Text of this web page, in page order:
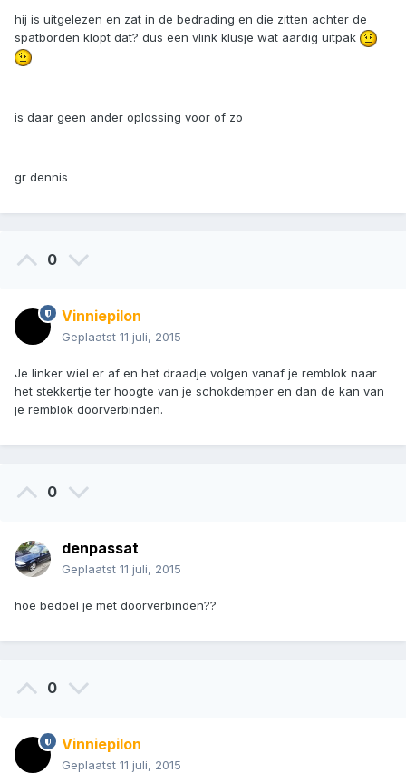
hij is uitgelezen en zat in de bedrading en die zitten achter de
spatborden klopt dat? dus een vlink klusje wat aardig uitpak
is daar geen ander oplossing voor of zo
gr dennis
0
Vinniepilon
Geplaatst 11 juli, 2015
Je linker wiel er af en het draadje volgen vanaf je remblok naar
het stekkertje ter hoogte van je schokdemper en dan de kan van
je remblok doorverbinden.
0
denpassat
Geplaatst 11 juli, 2015
hoe bedoel je met doorverbinden??
0
Vinniepilon
Geplaatst 11 juli, 2015